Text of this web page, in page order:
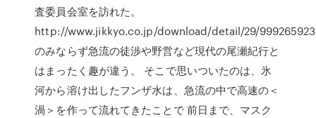
査委員会室を訪れた。
http://www.jikkyo.co.jp/download/detail/29/
のみならず急流の徒渉や野営など現代の尾瀬紀行と
はまったく趣が違う。 そこで思いついたのは、氷
河から溶け出したフンザ水は、急流の中で高速の＜
渦＞を作って流れてきたことで 前日まで、マスク